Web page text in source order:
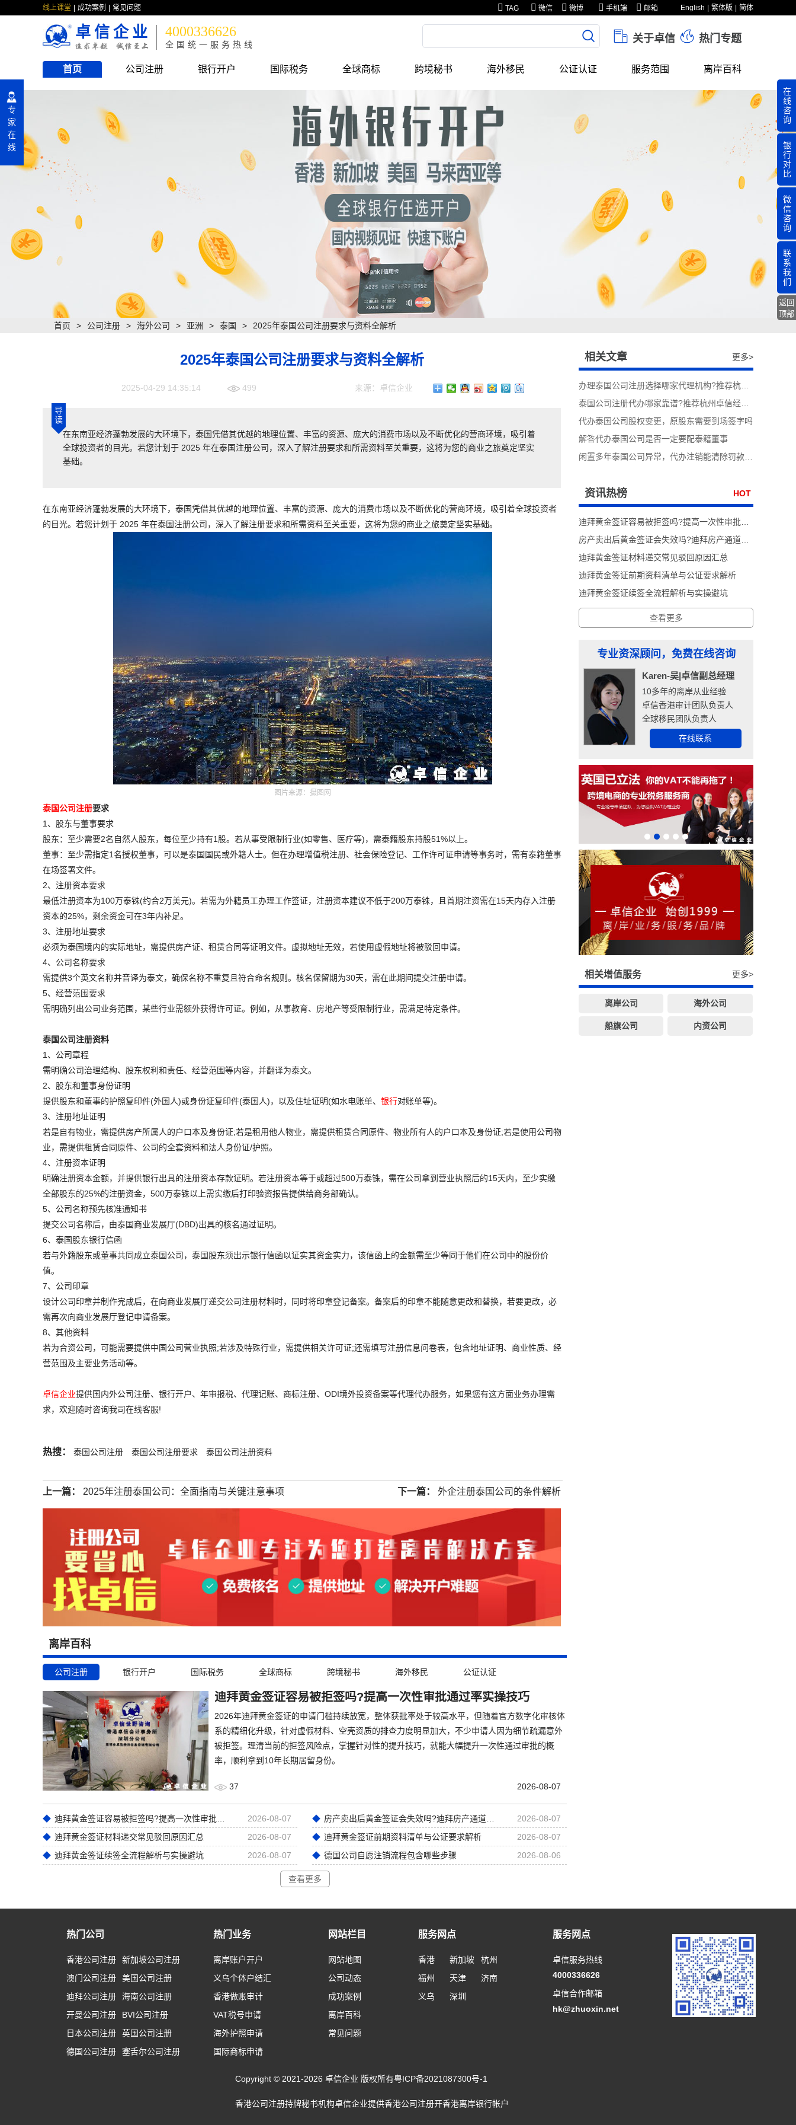
线上课堂 成功案例 常见问题 English 繁体版 简体
TAG 微信 微博 手机端 邮箱
卓信企业 4000336626
全国统一服务热线
关于卓信 热门专题
首页 公司注册 银行开户 国际税务 全球商标 跨境秘书 海外移民 公证认证 服务范围 离岸百科
首页 > 公司注册 > 海外公司 > 亚洲 > 泰国 > 2025年泰国公司注册要求与资料全解析​
2025年泰国公司注册要求与资料全解析​
2025-04-29 14:35:14 499 来源：卓信企业
导
读
在东南亚经济蓬勃发展的大环境下，泰国凭借其优越的地理位置、丰富的资源、庞大的消费市场以及不断优化的营商环境，吸引着
全球投资者的目光。若您计划于 2025 年在泰国注册公司，深入了解注册要求和所需资料至关重要，这将为您的商业之旅奠定坚实
基础。
在东南亚经济蓬勃发展的大环境下，泰国凭借其优越的地理位置、丰富的资源、庞大的消费市场以及不断优化的营商环境，吸引着全球投资者
的目光。若您计划于 2025 年在泰国注册公司，深入了解注册要求和所需资料至关重要，这将为您的商业之旅奠定坚实基础。
图片来源：摄图网
泰国公司注册要求
1、股东与董事要求
股东：至少需要2名自然人股东，每位至少持有1股。若从事受限制行业(如零售、医疗等)，需泰籍股东持股51%以上。
董事：至少需指定1名授权董事，可以是泰国国民或外籍人士。但在办理增值税注册、社会保险登记、工作许可证申请等事务时，需有泰籍董事
在场签署文件。
2、注册资本要求
最低注册资本为100万泰铢(约合2万美元)。若需为外籍员工办理工作签证，注册资本建议不低于200万泰铢，且首期注资需在15天内存入注册
资本的25%，剩余资金可在3年内补足。
3、注册地址要求
必须为泰国境内的实际地址，需提供房产证、租赁合同等证明文件。虚拟地址无效，若使用虚假地址将被驳回申请。
4、公司名称要求
需提供3个英文名称并音译为泰文，确保名称不重复且符合命名规则。核名保留期为30天，需在此期间提交注册申请。
5、经营范围要求
需明确列出公司业务范围，某些行业需额外获得许可证。例如，从事教育、房地产等受限制行业，需满足特定条件。
泰国公司注册资料
1、公司章程
需明确公司治理结构、股东权利和责任、经营范围等内容，并翻译为泰文。
2、股东和董事身份证明
提供股东和董事的护照复印件(外国人)或身份证复印件(泰国人)，以及住址证明(如水电账单、 银行对账单等)。
3、注册地址证明
若是自有物业，需提供房产所属人的户口本及身份证;若是租用他人物业，需提供租赁合同原件、物业所有人的户口本及身份证;若是使用公司物
业，需提供租赁合同原件、公司的全套资料和法人身份证/护照。
4、注册资本证明
明确注册资本金额，并提供银行出具的注册资本存款证明。若注册资本等于或超过500万泰铢，需在公司拿到营业执照后的15天内，至少实缴
全部股东的25%的注册资金，500万泰铢以上需实缴后打印验资报告提供给商务部确认。
5、公司名称预先核准通知书
提交公司名称后，由泰国商业发展厅(DBD)出具的核名通过证明。
6、泰国股东银行信函
若与外籍股东或董事共同成立泰国公司，泰国股东须出示银行信函以证实其资金实力，该信函上的金额需至少等同于他们在公司中的股份价
值。
7、公司印章
设计公司印章并制作完成后，在向商业发展厅递交公司注册材料时，同时将印章登记备案。备案后的印章不能随意更改和替换，若要更改，必
需再次向商业发展厅登记申请备案。
8、其他资料
若为合资公司，可能需要提供中国公司营业执照;若涉及特殊行业，需提供相关许可证;还需填写注册信息问卷表，包含地址证明、商业性质、经
营范围及主要业务活动等。
卓信企业提供国内外公司注册、银行开户、年审报税、代理记账、商标注册、ODI境外投资备案等代理代办服务，如果您有这方面业务办理需
求，欢迎随时咨询我司在线客服!
热搜： 泰国公司注册 泰国公司注册要求 泰国公司注册资料
上一篇： 2025年注册泰国公司：全面指南与关键注意事项 下一篇： 外企注册泰国公司的条件解析
离岸百科
公司注册 银行开户 国际税务 全球商标 跨境秘书 海外移民 公证认证
迪拜黄金签证容易被拒签吗?提高一次性审批通过率实操技巧
2026年迪拜黄金签证的申请门槛持续放宽，整体获批率处于较高水平，但随着官方数字化审核体
系的精细化升级，针对虚假材料、空壳资质的排查力度明显加大，不少申请人因为细节疏漏意外
被拒签。理清当前的拒签风险点，掌握针对性的提升技巧，就能大幅提升一次性通过审批的概
率，顺利拿到10年长期居留身份。
37 2026-08-07
2026-08-07
2026-08-07
迪拜黄金签证材料递交常见驳回原因汇总
2026-08-07 迪拜黄金签证前期资料清单与公证要求解析
2026-08-07
迪拜黄金签证续签全流程解析与实操避坑
2026-08-07 德国公司自愿注销流程包含哪些步骤 2026-08-06
查看更多
相关文章 更多>
代办泰国公司股权变更，原股东需要到场签字吗
解答代办泰国公司是否一定要配泰籍董事
资讯热榜 HOT
迪拜黄金签证材料递交常见驳回原因汇总
迪拜黄金签证前期资料清单与公证要求解析
迪拜黄金签证续签全流程解析与实操避坑
查看更多
专业资深顾问，免费在线咨询
Karen-吴|卓信副总经理
10多年的离岸从业经验
卓信香港审计团队负责人
全球移民团队负责人
在线联系
相关增值服务 更多>
离岸公司 海外公司
船旗公司 内资公司
热门公司
香港公司注册
新加坡公司注册
澳门公司注册
美国公司注册
迪拜公司注册
海南公司注册
开曼公司注册
BVI公司注册
日本公司注册
英国公司注册
德国公司注册
塞舌尔公司注册
热门业务
离岸账户开户
义乌个体户结汇
香港做账审计
VAT税号申请
海外护照申请
国际商标申请
网站栏目
网站地图
公司动态
成功案例
离岸百科
常见问题
服务网点
香港 新加坡
杭州
福州
天津
济南
义乌
深圳
服务网点
卓信服务热线
4000336626
卓信合作邮箱
hk@zhuoxin.net
Copyright © 2021-2026 卓信企业 版权所有粤ICP备2021087300号-1
香港公司注册持牌秘书机构卓信企业提供香港公司注册开香港离岸银行帐户
专
家
在
线
在
线
咨
询
银
行
对
比
微
信
咨
询
联
系
我
们
返回
顶部